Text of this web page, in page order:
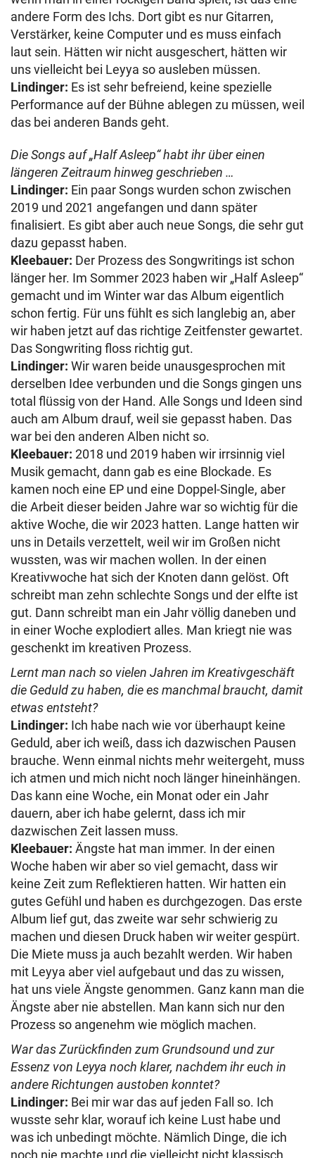
andere Form des Ichs. Dort gibt es nur Gitarren,
Verstärker, keine Computer und es muss einfach
laut sein. Hätten wir nicht ausgeschert, hätten wir
uns vielleicht bei Leyya so ausleben müssen.
Lindinger: Es ist sehr befreiend, keine spezielle
Performance auf der Bühne ablegen zu müssen, weil
das bei anderen Bands geht.
Die Songs auf „Half Asleep“ habt ihr über einen
längeren Zeitraum hinweg geschrieben …
Lindinger: Ein paar Songs wurden schon zwischen
2019 und 2021 angefangen und dann später
finalisiert. Es gibt aber auch neue Songs, die sehr gut
dazu gepasst haben.
Kleebauer: Der Prozess des Songwritings ist schon
länger her. Im Sommer 2023 haben wir „Half Asleep“
gemacht und im Winter war das Album eigentlich
schon fertig. Für uns fühlt es sich langlebig an, aber
wir haben jetzt auf das richtige Zeitfenster gewartet.
Das Songwriting floss richtig gut.
Lindinger: Wir waren beide unausgesprochen mit
derselben Idee verbunden und die Songs gingen uns
total flüssig von der Hand. Alle Songs und Ideen sind
auch am Album drauf, weil sie gepasst haben. Das
war bei den anderen Alben nicht so.
Kleebauer: 2018 und 2019 haben wir irrsinnig viel
Musik gemacht, dann gab es eine Blockade. Es
kamen noch eine EP und eine Doppel-Single, aber
die Arbeit dieser beiden Jahre war so wichtig für die
aktive Woche, die wir 2023 hatten. Lange hatten wir
uns in Details verzettelt, weil wir im Großen nicht
wussten, was wir machen wollen. In der einen
Kreativwoche hat sich der Knoten dann gelöst. Oft
schreibt man zehn schlechte Songs und der elfte ist
gut. Dann schreibt man ein Jahr völlig daneben und
in einer Woche explodiert alles. Man kriegt nie was
geschenkt im kreativen Prozess.
Lernt man nach so vielen Jahren im Kreativgeschäft
die Geduld zu haben, die es manchmal braucht, damit
etwas entsteht?
Lindinger: Ich habe nach wie vor überhaupt keine
Geduld, aber ich weiß, dass ich dazwischen Pausen
brauche. Wenn einmal nichts mehr weitergeht, muss
ich atmen und mich nicht noch länger hineinhängen.
Das kann eine Woche, ein Monat oder ein Jahr
dauern, aber ich habe gelernt, dass ich mir
dazwischen Zeit lassen muss.
Kleebauer: Ängste hat man immer. In der einen
Woche haben wir aber so viel gemacht, dass wir
keine Zeit zum Reflektieren hatten. Wir hatten ein
gutes Gefühl und haben es durchgezogen. Das erste
Album lief gut, das zweite war sehr schwierig zu
machen und diesen Druck haben wir weiter gespürt.
Die Miete muss ja auch bezahlt werden. Wir haben
mit Leyya aber viel aufgebaut und das zu wissen,
hat uns viele Ängste genommen. Ganz kann man die
Ängste aber nie abstellen. Man kann sich nur den
Prozess so angenehm wie möglich machen.
War das Zurückfinden zum Grundsound und zur
Essenz von Leyya noch klarer, nachdem ihr euch in
andere Richtungen austoben konntet?
Lindinger: Bei mir war das auf jeden Fall so. Ich
wusste sehr klar, worauf ich keine Lust habe und
was ich unbedingt möchte. Nämlich Dinge, die ich
noch nie machte und die vielleicht nicht klassisch